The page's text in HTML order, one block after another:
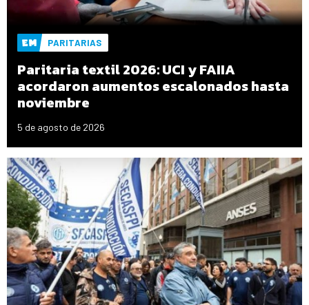
PARITARIAS
Paritaria textil 2026: UCI y FAIIA
acordaron aumentos escalonados hasta
noviembre
5 de agosto de 2026